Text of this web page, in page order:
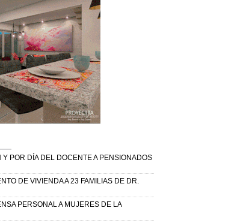
POR DÍA DEL DOCENTE A PENSIONADOS
DE VIVIENDA A 23 FAMILIAS DE DR.
PERSONAL A MUJERES DE LA